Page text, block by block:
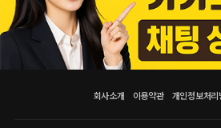
회사소개 이용약관 개인정보처리